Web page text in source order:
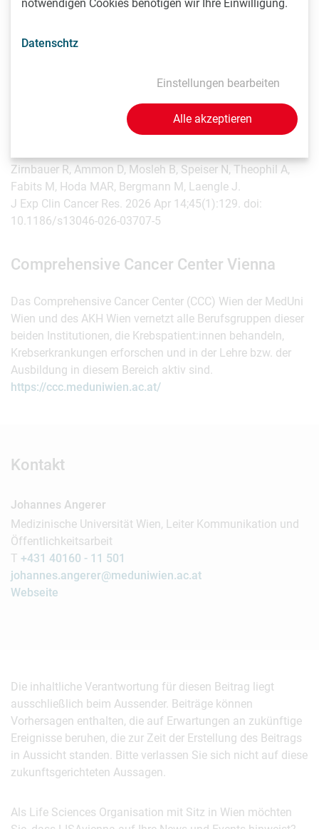
Boltzmann Gesellschaft gefördert.
Clinical Cancer Research
Autologous tumor-immune effusion cocultures enable ex
vivo functional profiling of radiotherapy-immunotherapy
Zirnbauer R, Ammon D, Mosleh B, Speiser N, Theophil A,
Fabits M, Hoda MAR, Bergmann M, Laengle J.
J Exp Clin Cancer Res. 2026 Apr 14;45(1):129. doi:
10.1186/s13046-026-03707-5
Comprehensive Cancer Center Vienna
Das Comprehensive Cancer Center (CCC) Wien der MedUni
Wien und des AKH Wien vernetzt alle Berufsgruppen dieser
beiden Institutionen, die Krebspatient:innen behandeln,
Krebserkrankungen erforschen und in der Lehre bzw. der
Ausbildung in diesem Bereich aktiv sind.
https://ccc.meduniwien.ac.at/
Kontakt
Johannes Angerer
Medizinische Universität Wien, Leiter Kommunikation und
Öffentlichkeitsarbeit
T +431 40160 - 11 501
johannes.angerer@meduniwien.ac.at
Webseite
Die inhaltliche Verantwortung für diesen Beitrag liegt
ausschließlich beim Aussender. Beiträge können
Vorhersagen enthalten, die auf Erwartungen an zukünftige
Ereignisse beruhen, die zur Zeit der Erstellung des Beitrags
in Aussicht standen. Bitte verlassen Sie sich nicht auf diese
zukunftsgerichteten Aussagen.
Als Life Sciences Organisation mit Sitz in Wien möchten
notwendigen Cookies benötigen wir Ihre Einwilligung.
Datenschtz
Einstellungen bearbeiten
Alle akzeptieren